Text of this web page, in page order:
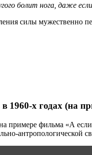
болит нога, даже
силы мужественно
1960-х годах (на
примере фильма «А
антропологической